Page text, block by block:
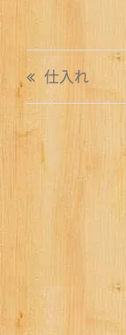
投
稿
ナ
ビ
仕入れ